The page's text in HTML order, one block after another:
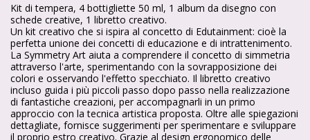
Kit di tempera, 4 bottigliette 50 ml, 1 album da disegno con
schede creative, 1 libretto creativo.
Un kit creativo che si ispira al concetto di Edutainment: cioè la
perfetta unione dei concetti di educazione e di intrattenimento.
La Symmetry Art aiuta a comprendere il concetto di simmetria
attraverso l'arte, sperimentando con la sovrapposizione dei
colori e osservando l'effetto specchiato. Il libretto creativo
incluso guida i più piccoli passo dopo passo nella realizzazione
di fantastiche creazioni, per accompagnarli in un primo
approccio con la tecnica artistica proposta.​ Oltre alle spiegazioni
dettagliate, fornisce suggerimenti per sperimentare e sviluppare
il proprio estro creativo. Grazie al design ergonomico delle